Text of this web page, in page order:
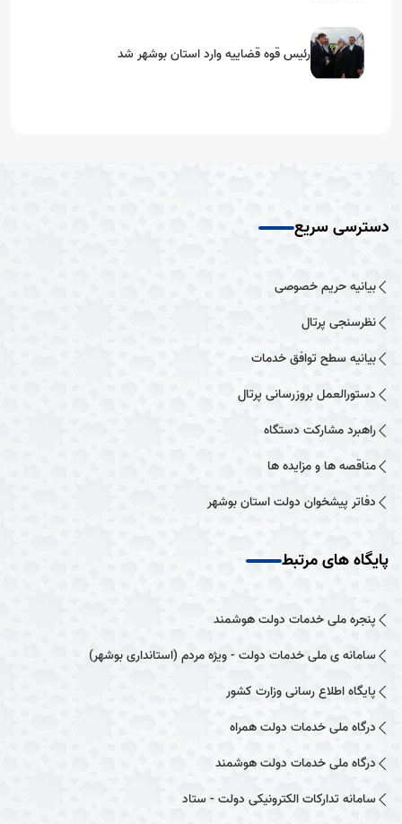
رئیس قوه قضاییه وارد استان بوشهر شد
دسترسی سریع
بیانیه حریم خصوصی
نظرسنجی پرتال
بیانیه سطح توافق خدمات
دستورالعمل بروزرسانی پرتال
راهبرد مشارکت دستگاه
مناقصه ها و مزایده ها
دفاتر پیشخوان دولت استان بوشهر
پایگاه های مرتبط
پنجره ملی خدمات دولت هوشمند
سامانه ی ملی خدمات دولت - ویژه مردم (استانداری بوشهر)
پایگاه اطلاع رسانی وزارت کشور
درگاه ملی خدمات دولت همراه
درگاه ملی خدمات دولت هوشمند
سامانه تدارکات الکترونیکی دولت - ستاد